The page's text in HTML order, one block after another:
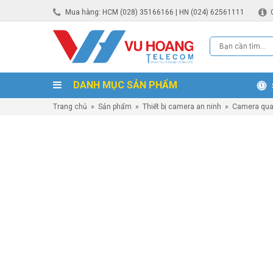
Mua hàng: HCM (028) 35166166 | HN (024) 62561111
DANH MỤC SẢN PHẨM
Trang chủ » Sản phẩm » Thiết bị camera an ninh » Camera